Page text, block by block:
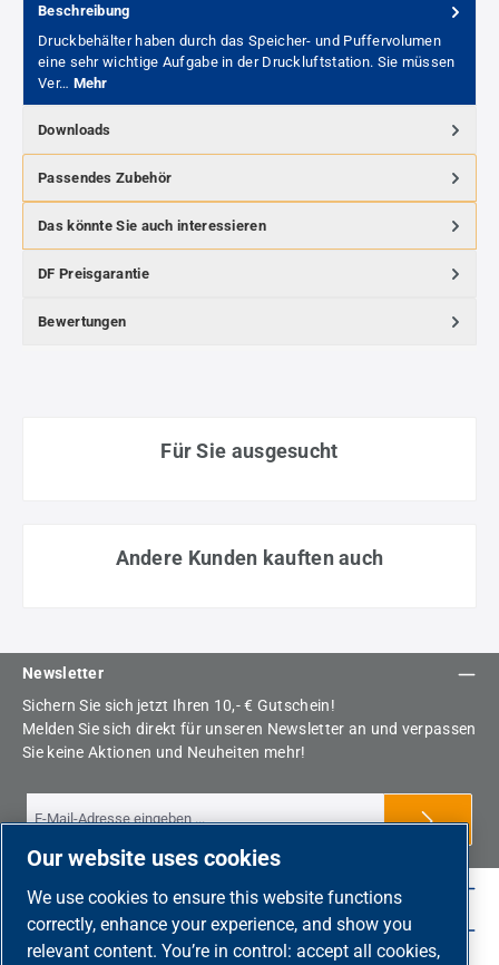
Beschreibung
Druckbehälter haben durch das Speicher- und Puffervolumen
eine sehr wichtige Aufgabe in der Druckluftstation. Sie müssen
Ver… Mehr
Downloads
Passendes Zubehör
Das könnte Sie auch interessieren
DF Preisgarantie
Bewertungen
Für Sie ausgesucht
Andere Kunden kauften auch
Newsletter
Sichern Sie sich jetzt Ihren 10,- € Gutschein!
Melden Sie sich direkt für unseren Newsletter an und verpassen
Sie keine Aktionen und Neuheiten mehr!
Shop Service
Rechtliche-Hinweise
Our website uses cookies
We use cookies to ensure this website functions
correctly, enhance your experience, and show you
relevant content. You’re in control: accept all cookies,